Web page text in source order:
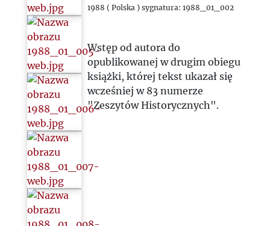
2024
1988 ( Polska ) sygnatura: 1988_01_002
Wstęp od autora do
opublikowanej w drugim obiegu
książki, której tekst ukazał się
wcześniej w 83 numerze
"Zeszytów Historycznych".